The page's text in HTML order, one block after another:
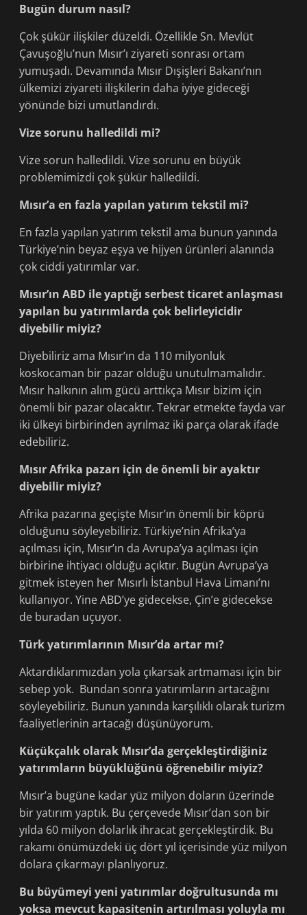
Bugün durum nasıl?
Çok şükür ilişkiler düzeldi. Özellikle Sn. Mevlüt
Çavuşoğlu’nun Mısır’ı ziyareti sonrası ortam
yumuşadı. Devamında Mısır Dışişleri Bakanı’nın
ülkemizi ziyareti ilişkilerin daha iyiye gideceği
yönünde bizi umutlandırdı.
Vize sorunu halledildi mi?
Vize sorun halledildi. Vize sorunu en büyük
problemimizdi çok şükür halledildi.
Mısır’a en fazla yapılan yatırım tekstil mi?
En fazla yapılan yatırım tekstil ama bunun yanında
Türkiye’nin beyaz eşya ve hijyen ürünleri alanında
çok ciddi yatırımlar var.
Mısır’ın ABD ile yaptığı serbest ticaret anlaşması
yapılan bu yatırımlarda çok belirleyicidir
diyebilir miyiz?
Diyebiliriz ama Mısır’ın da 110 milyonluk
koskocaman bir pazar olduğu unutulmamalıdır.
Mısır halkının alım gücü arttıkça Mısır bizim için
önemli bir pazar olacaktır. Tekrar etmekte fayda var
iki ülkeyi birbirinden ayrılmaz iki parça olarak ifade
edebiliriz.
Mısır Afrika pazarı için de önemli bir ayaktır
diyebilir miyiz?
Afrika pazarına geçişte Mısır’ın önemli bir köprü
olduğunu söyleyebiliriz. Türkiye’nin Afrika’ya
açılması için, Mısır’ın da Avrupa’ya açılması için
birbirine ihtiyacı olduğu açıktır. Bugün Avrupa’ya
gitmek isteyen her Mısırlı İstanbul Hava Limanı’nı
kullanıyor. Yine ABD’ye gidecekse, Çin’e gidecekse
de buradan uçuyor.
Türk yatırımlarının Mısır’da artar mı?
Aktardıklarımızdan yola çıkarsak artmaması için bir
sebep yok. Bundan sonra yatırımların artacağını
söyleyebiliriz. Bunun yanında karşılıklı olarak turizm
faaliyetlerinin artacağı düşünüyorum.
Küçükçalık olarak Mısır’da gerçekleştirdiğiniz
yatırımların büyüklüğünü öğrenebilir miyiz?
Mısır’a bugüne kadar yüz milyon doların üzerinde
bir yatırım yaptık. Bu çerçevede Mısır’dan son bir
yılda 60 milyon dolarlık ihracat gerçekleştirdik. Bu
rakamı önümüzdeki üç dört yıl içerisinde yüz milyon
dolara çıkarmayı planlıyoruz.
Bu büyümeyi yeni yatırımlar doğrultusunda mı
yoksa mevcut kapasitenin artırılması yoluyla mı